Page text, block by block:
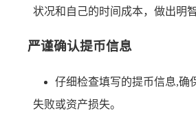
状况和自己的时间成本，做出明
严谨确认提币信息
仔细检查填写的提币信息,确
失败或资产损失。